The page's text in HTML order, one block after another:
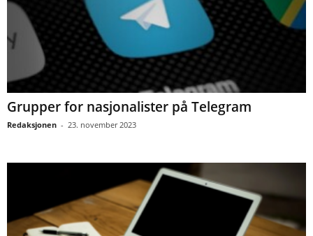
Grupper for nasjonalister på Telegram
Redaksjonen - 23. november 2023